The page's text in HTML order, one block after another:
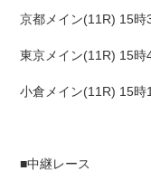
京都メイン(11R) 15時
東京メイン(11R) 15時
小倉メイン(11R) 15時
■中継レース